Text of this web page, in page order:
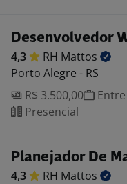
Desenvolvedor
4,3 RH Mattos
Porto Alegre - RS
R$ 3.500,00
Presencial
Planejador De
4,3 RH Mattos